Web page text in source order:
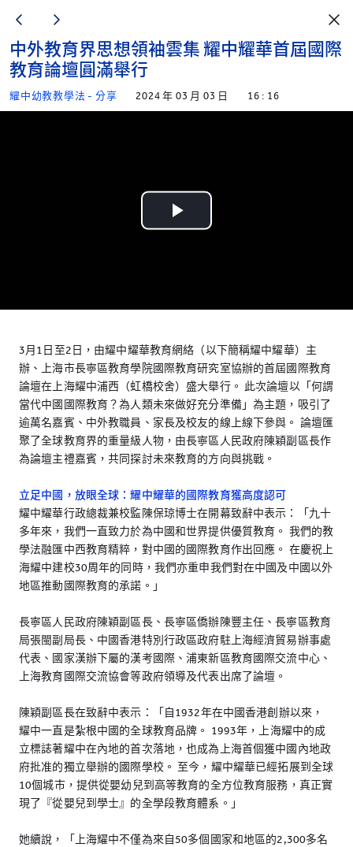
中外教育界思想領袖雲集 耀中耀華首屆國際
教育論壇圓滿舉行
耀中幼教教學法 - 分享 2024 年 03 月 03 日 16 : 16
Play
3月1日至2日，由耀中耀華教育網絡（以下簡稱耀中耀華）主
辦、上海市長寧區教育學院國際教育研究室協辦的首屆國際教育
論壇在上海耀中浦西（虹橋校舍）盛大舉行。 此次論壇以「何謂
當代中國國際教育？為人類未來做好充分準備」為主題，吸引了
逾萬名嘉賓、中外教職員、家長及校友的線上線下參與。 論壇匯
聚了全球教育界的重量級人物，由長寧區人民政府陳穎副區長作
為論壇主禮嘉賓，共同探討未來教育的方向與挑戰。
立足中國，放眼全球：耀中耀華的國際教育獲高度認可
耀中耀華行政總裁兼校監陳保琼博士在開幕致辭中表示：「九十
多年來，我們一直致力於為中國和世界提供優質教育。 我們的教
學法融匯中西教育精粹，對中國的國際教育作出回應。 在慶祝上
海耀中建校30周年的同時，我們亦重申我們對在中國及中國以外
地區推動國際教育的承諾。」
長寧區人民政府陳穎副區長、長寧區僑辦陳豐主任、長寧區教育
局張閩副局長、中國香港特別行政區政府駐上海經濟貿易辦事處
代表、國家漢辦下屬的漢考國際、浦東新區教育國際交流中心、
上海教育國際交流協會等政府領導及代表出席了論壇。
陳穎副區長在致辭中表示：「自1932年在中國香港創辦以來，
耀中一直是紮根中國的全球教育品牌。 1993年，上海耀中的成
立標誌著耀中在內地的首次落地，也成為上海首個獲中國內地政
府批准的獨立舉辦的國際學校。 至今，耀中耀華已經拓展到全球
10個城市，提供從嬰幼兒到高等教育的全方位教育服務，真正實
現了『從嬰兒到學士』的全學段教育體系。」
她續說，「上海耀中不僅為來自50多個國家和地區的2,300多名